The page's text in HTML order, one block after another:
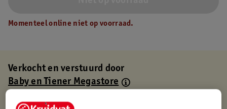
Momenteel online niet op voorraad.
Verkocht en verstuurd door
Baby en Tiener Megastore
Binnen 1 werkdag verstuurd